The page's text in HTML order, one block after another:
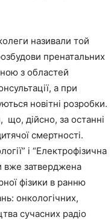
називали той
пренатальних
з областей
а при
новітні розробки.
що, дійсно, за останні
смертності.
і “Електрофізична
вже затверджена
фізики в ранню
онкологічних,
сучасних радіо